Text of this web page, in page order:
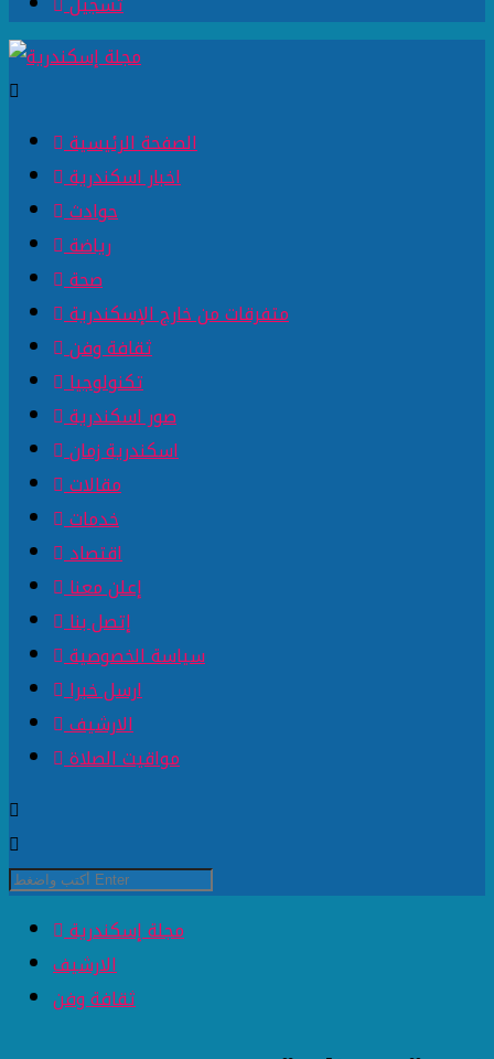
الصفحة الرئيسية
اخبار اسكندرية
حوادث
رياضة
صحة
متفرقات من خارج الإسكندرية
ثقافة وفن
تكنولوجيا
صور اسكندرية
اسكندرية زمان
مقالات
خدمات
اقتصاد
إعلن معنا
إتصل بنا
سياسة الخصوصية
ارسل خبرا
الارشيف
مواقيت الصلاة
مجلة إسكندرية
الارشيف
ثقافة وفن